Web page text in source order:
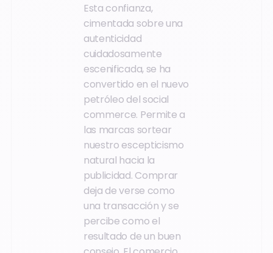
Esta confianza,
cimentada sobre una
autenticidad
cuidadosamente
escenificada, se ha
convertido en el nuevo
petróleo del social
commerce. Permite a
las marcas sortear
nuestro escepticismo
natural hacia la
publicidad. Comprar
deja de verse como
una transacción y se
percibe como el
resultado de un buen